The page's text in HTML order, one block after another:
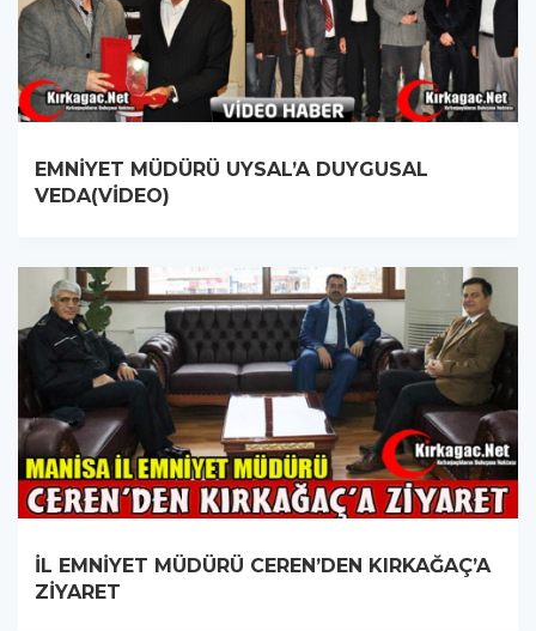
EMNİYET MÜDÜRÜ UYSAL’A DUYGUSAL
VEDA(VİDEO)
İL EMNİYET MÜDÜRÜ CEREN’DEN KIRKAĞAÇ’A
ZİYARET